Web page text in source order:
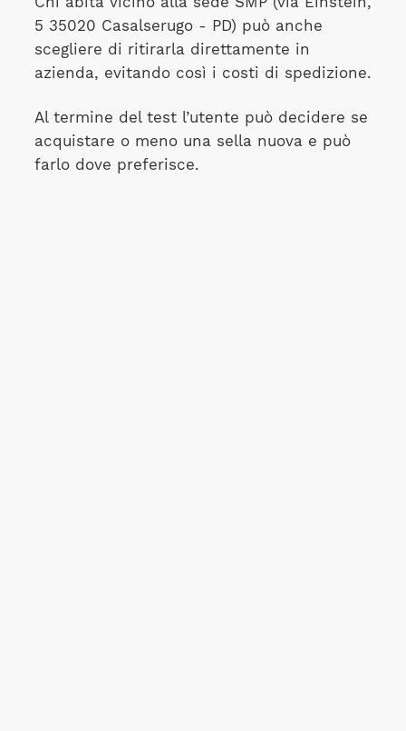
5 35020 Casalserugo - PD) può anche
scegliere di ritirarla direttamente in
azienda, evitando così i costi di spedizione.
Al termine del test l’utente può decidere se
acquistare o meno una sella nuova e può
farlo dove preferisce.